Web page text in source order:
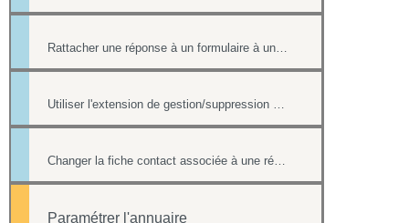
Rattacher une réponse à un formulaire à une fiche contact de l'annuaire
Utiliser l'extension de gestion/suppression des doublons de l'annuaire
Changer la fiche contact associée à une réponse d'un formulaire
Paramétrer l'annuaire